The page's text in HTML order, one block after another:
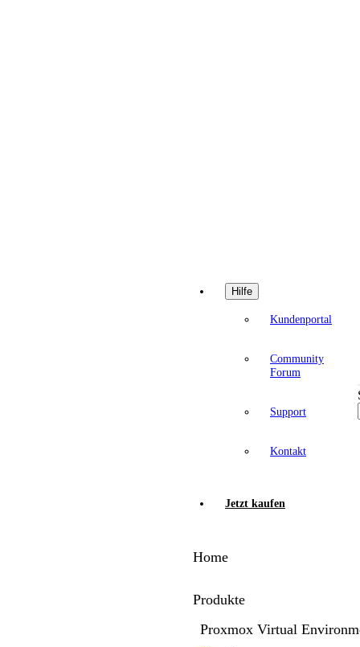
Hilfe
Kundenportal
Community
Forum
Support
Kontakt
Jetzt kaufen
Home
Produkte
Proxmox Virtual